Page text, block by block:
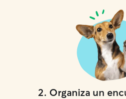
2. Organiza un